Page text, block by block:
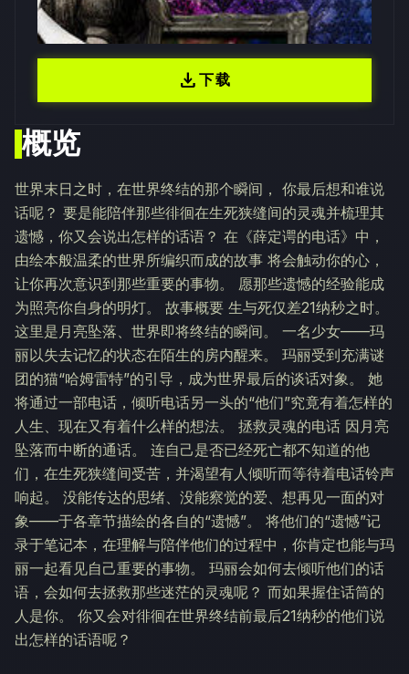
概览
世界末日之时，在世界终结的那个瞬间， 你最后想和谁说
话呢？ 要是能陪伴那些徘徊在生死狭缝间的灵魂并梳理其
遗憾，你又会说出怎样的话语？ 在《薛定谔的电话》中，
由绘本般温柔的世界所编织而成的故事 将会触动你的心，
让你再次意识到那些重要的事物。 愿那些遗憾的经验能成
为照亮你自身的明灯。 故事概要 生与死仅差21纳秒之时。
这里是月亮坠落、世界即将终结的瞬间。 一名少女——玛
丽以失去记忆的状态在陌生的房内醒来。 玛丽受到充满谜
团的猫“哈姆雷特”的引导，成为世界最后的谈话对象。 她
将通过一部电话，倾听电话另一头的“他们”究竟有着怎样的
人生、现在又有着什么样的想法。 拯救灵魂的电话 因月亮
坠落而中断的通话。 连自己是否已经死亡都不知道的他
们，在生死狭缝间受苦，并渴望有人倾听而等待着电话铃声
响起。 没能传达的思绪、没能察觉的爱、想再见一面的对
象——于各章节描绘的各自的“遗憾”。 将他们的“遗憾”记
录于笔记本，在理解与陪伴他们的过程中，你肯定也能与玛
丽一起看见自己重要的事物。 玛丽会如何去倾听他们的话
语，会如何去拯救那些迷茫的灵魂呢？ 而如果握住话筒的
人是你。 你又会对徘徊在世界终结前最后21纳秒的他们说
出怎样的话语呢？
download下载